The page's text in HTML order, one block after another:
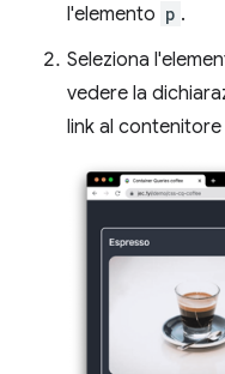
l'elemento p .
Seleziona
vedere la
link al